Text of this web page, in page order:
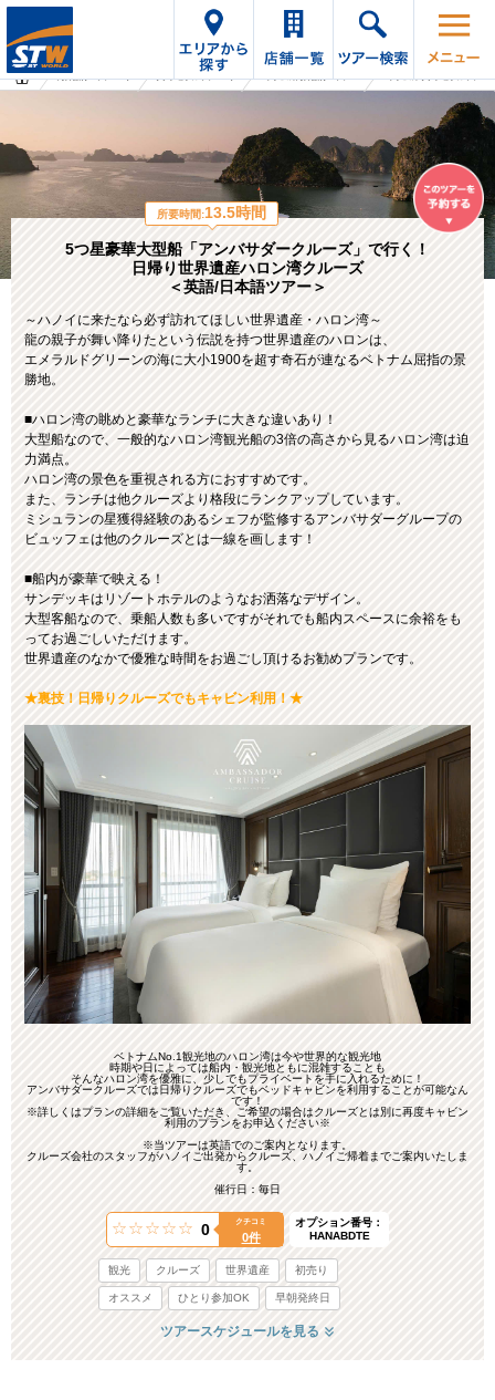
5つ星豪華大型船「アンバサダークルーズ」で行く！
日帰り世界遺産ハロン湾クルーズ
＜英語/日本語ツアー＞
～ハノイに来たなら必ず訪れてほしい世界遺産・ハロン湾～
龍の親子が舞い降りたという伝説を持つ世界遺産のハロンは、
エメラルドグリーンの海に大小1900を超す奇石が連なるベトナム屈指の景
勝地。
■ハロン湾の眺めと豪華なランチに大きな違いあり！
大型船なので、一般的なハロン湾観光船の3倍の高さから見るハロン湾は迫
力満点。
ハロン湾の景色を重視される方におすすめです。
また、ランチは他クルーズより格段にランクアップしています。
ミシュランの星獲得経験のあるシェフが監修するアンバサダーグループの
ビュッフェは他のクルーズとは一線を画します！
■船内が豪華で映える！
サンデッキはリゾートホテルのようなお洒落なデザイン。
大型客船なので、乗船人数も多いですがそれでも船内スペースに余裕をも
ってお過ごしいただけます。
世界遺産のなかで優雅な時間をお過ごし頂けるお勧めプランです。
★裏技！日帰りクルーズでもキャビン利用！★
ベトナムNo.1観光地のハロン湾は今や世界的な観光地
時期や日によっては船内・観光地ともに混雑することも
そんなハロン湾を優雅に、少しでもプライベートを手に入れるために！
アンバサダークルーズでは日帰りクルーズでもベッドキャビンを利用することが可能なん
です！
※詳しくはプランの詳細をご覧いただき、ご希望の場合はクルーズとは別に再度キャビン
利用のプランをお申込ください※
※当ツアーは英語でのご案内となります。
クルーズ会社のスタッフがハノイご出発からクルーズ、ハノイご帰着までご案内いたしま
す。
催行日：毎日
0 クチコミ
0件
オプション番号：
HANABDTE
観光 クルーズ 世界遺産 初売り
オススメ ひとり参加OK 早朝発終日
所要時間:13.5時間
ツアースケジュールを見る